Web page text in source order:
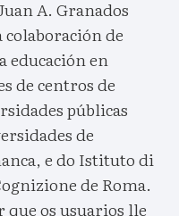
A. Granados
colaboración de
educación en
de centros de
públicas
de
e do Istituto di
de Roma.
que os usuarios lle